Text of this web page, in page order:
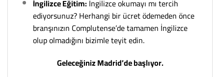
İngilizce Eğitim: İngilizce okumayı mı tercih
ediyorsunuz? Herhangi bir ücret ödemeden önce
branşınızın Complutense’de tamamen İngilizce
olup olmadığını bizimle teyit edin.
Geleceğiniz Madrid’de başlıyor.